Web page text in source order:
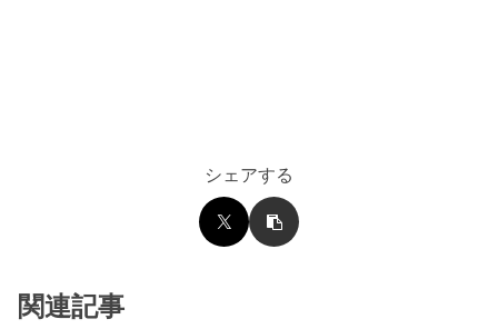
シェアする
関連記事